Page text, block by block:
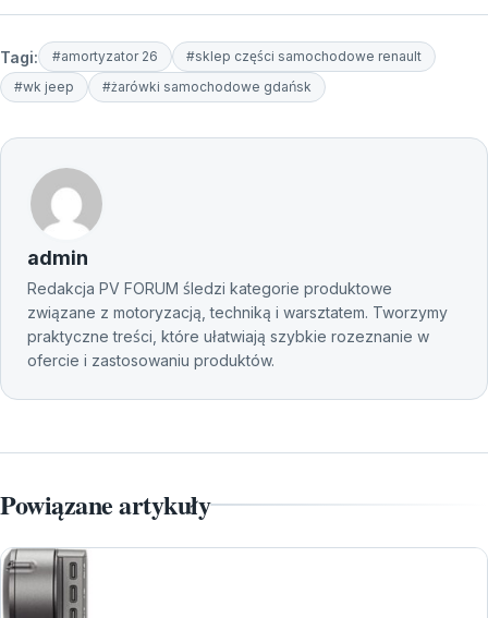
Tagi: #amortyzator 26
#sklep części samochodowe renault
#wk jeep
#żarówki samochodowe gdańsk
admin
Redakcja PV FORUM śledzi kategorie produktowe
związane z motoryzacją, techniką i warsztatem. Tworzymy
praktyczne treści, które ułatwiają szybkie rozeznanie w
ofercie i zastosowaniu produktów.
Powiązane artykuły